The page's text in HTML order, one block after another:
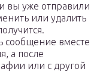
вы уже отправили
или удалить
сообщение вместе
а после
или с другой